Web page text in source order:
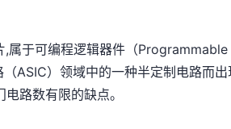
,属于可编程逻辑器件（
ASIC）领域中的一种半定制电路而
路数有限的缺点。